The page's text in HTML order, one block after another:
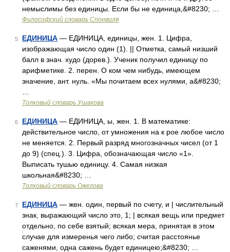
немыслимы без единицы. Если бы не единица,&#8230; …
Философский словарь Спонвиля
5 ЕДИНИЦА — ЕДИНИЦА, единицы, жен. 1. Цифра,
изображающая число один (1). || Отметка, самый низший
балл в знач. худо (дорев.). Ученик получил единицу по
арифметике. 2. перен. О ком чем нибудь, имеющем
значение, ант. нуль. «Мы почитаем всех нулями, а&#8230;
Толковый словарь Ушакова
6 ЕДИНИЦА — ЕДИНИЦА, ы, жен. 1. В математике:
действительное число, от умножения на к рое любое число
не меняется. 2. Первый разряд многозначных чисел (от 1
до 9) (спец.). 3. Цифра, обозначающая число «1».
Выписать тушью единицу. 4. Самая низкая
школьная&#8230; …
Толковый словарь Ожегова
7 ЕДИНИЦА — жен. один, первый по счету, и | числительный
знак, выражающий число это, 1; | всякая вещь или предмет
отдельно, по себе взятый; всякая мера, принятая в этом
случае для измеренья чего либо; считая расстоянье
саженями, одна сажень будет единицею;&#8230; …